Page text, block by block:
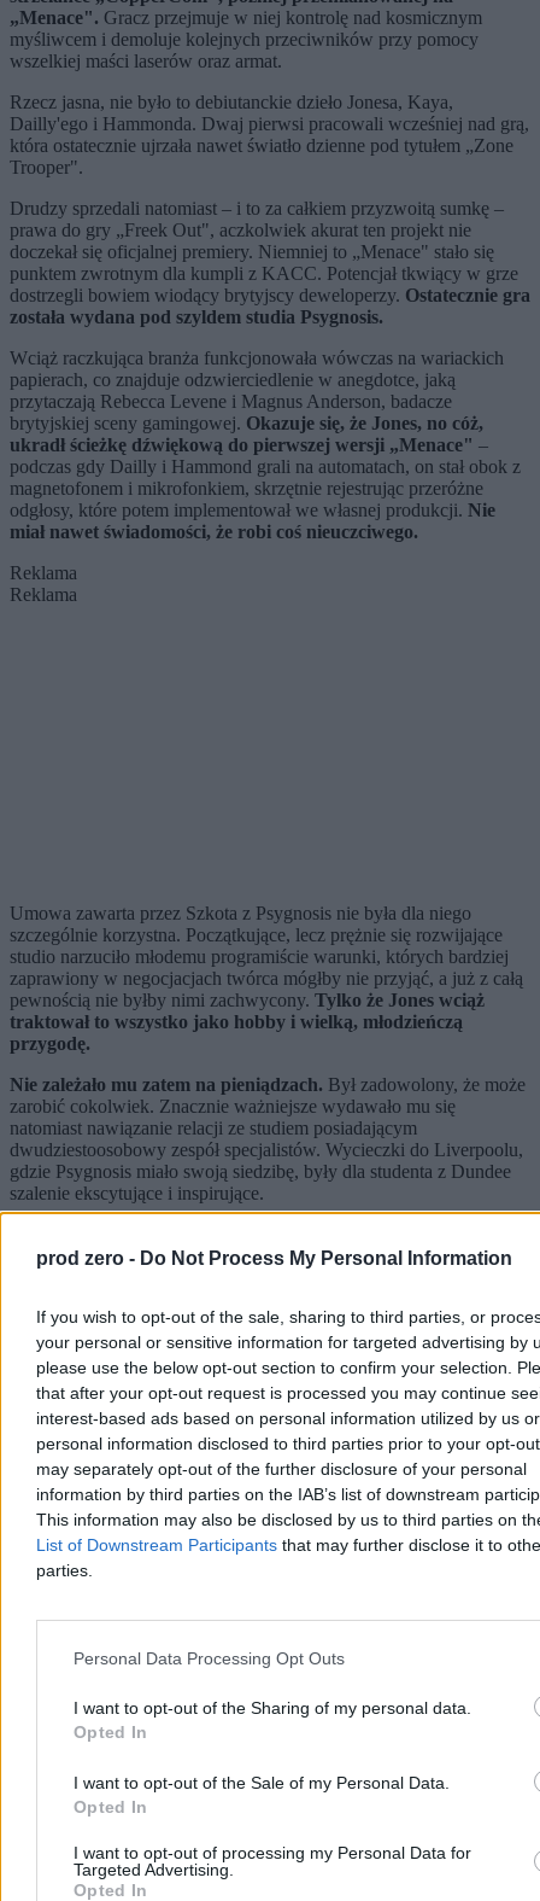
prod zero - Do Not Process My Personal Information
If you wish to opt-out of the sale, sharing to third parties, or
your personal or sensitive information for targeted advertising by
please use the below opt-out section to confirm your selection.
that after your opt-out request is processed you may continue
interest-based ads based on personal information utilized by us or
personal information disclosed to third parties prior to your opt-
may separately opt-out of the further disclosure of your personal
information by third parties on the IAB’s list of downstream
This information may also be disclosed by us to third parties on
List of Downstream Participants that may further disclose it to
parties.
Personal Data Processing Opt Outs
I want to opt-out of the Sharing of my personal data.
Opted In
I want to opt-out of the Sale of my Personal Data.
Opted In
I want to opt-out of processing my Personal Data for
Targeted Advertising.
Opted In
„Menace". Gracz przejmuje w niej kontrolę nad kosmicznym
myśliwcem i demoluje kolejnych przeciwników przy pomocy
wszelkiej maści laserów oraz armat.
Rzecz jasna, nie było to debiutanckie dzieło Jonesa, Kaya,
Dailly'ego i Hammonda. Dwaj pierwsi pracowali wcześniej nad grą,
która ostatecznie ujrzała nawet światło dzienne pod tytułem „Zone
Trooper".
Drudzy sprzedali natomiast – i to za całkiem przyzwoitą sumkę –
prawa do gry „Freek Out", aczkolwiek akurat ten projekt nie
doczekał się oficjalnej premiery. Niemniej to „Menace" stało się
punktem zwrotnym dla kumpli z KACC. Potencjał tkwiący w grze
dostrzegli bowiem wiodący brytyjscy deweloperzy. Ostatecznie gra
została wydana pod szyldem studia Psygnosis.
Wciąż raczkująca branża funkcjonowała wówczas na wariackich
papierach, co znajduje odzwierciedlenie w anegdotce, jaką
przytaczają Rebecca Levene i Magnus Anderson, badacze
brytyjskiej sceny gamingowej. Okazuje się, że Jones, no cóż,
ukradł ścieżkę dźwiękową do pierwszej wersji „Menace" –
podczas gdy Dailly i Hammond grali na automatach, on stał obok z
magnetofonem i mikrofonkiem, skrzętnie rejestrując przeróżne
odgłosy, które potem implementował we własnej produkcji. Nie
miał nawet świadomości, że robi coś nieuczciwego.
Reklama
Reklama
Umowa zawarta przez Szkota z Psygnosis nie była dla niego
szczególnie korzystna. Początkujące, lecz prężnie się rozwijające
studio narzuciło młodemu programiście warunki, których bardziej
zaprawiony w negocjacjach twórca mógłby nie przyjąć, a już z całą
pewnością nie byłby nimi zachwycony. Tylko że Jones wciąż
traktował to wszystko jako hobby i wielką, młodzieńczą
przygodę.
Nie zależało mu zatem na pieniądzach. Był zadowolony, że może
zarobić cokolwiek. Znacznie ważniejsze wydawało mu się
natomiast nawiązanie relacji ze studiem posiadającym
dwudziestoosobowy zespół specjalistów. Wycieczki do Liverpoolu,
gdzie Psygnosis miało swoją siedzibę, były dla studenta z Dundee
szalenie ekscytujące i inspirujące.
1988 r. i sprzedało się w 20 tys. egzemplarzy, co zszokowało
dylematem. Psygnosis zamówiło u niego pięć kolejnych gier, w tym
sequel „Menace".Jones chciał się skupić na zrealizowaniu tego
kontraktu,lecz miał też na głowie wymagające studia. Ostatecznie,
po dość długich wahaniach, porzucił uczelnię i – nomen omen –
zagrał all in. Postawił na DMA Design.
Reklama
Reklama